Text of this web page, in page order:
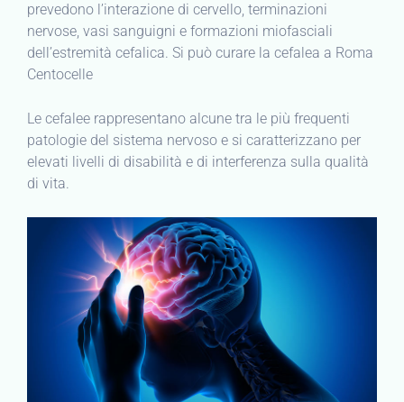
prevedono l’interazione di cervello, terminazioni
nervose, vasi sanguigni e formazioni miofasciali
dell’estremità cefalica. Si può curare la cefalea a Roma
Centocelle
Le cefalee rappresentano alcune tra le più frequenti
patologie del sistema nervoso e si caratterizzano per
elevati livelli di disabilità e di interferenza sulla qualità
di vita.